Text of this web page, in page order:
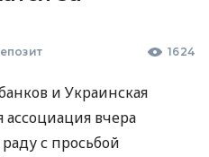
1624
и Украинская
вчера
с просьбой